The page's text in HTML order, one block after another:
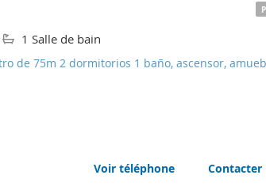
1 Salle de bain
de 75m 2 dormitorios 1 baño, ascensor,
Voir téléphone Contacter